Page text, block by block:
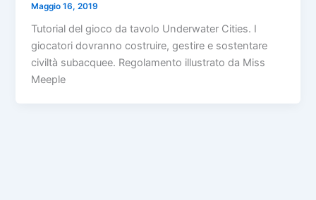
Maggio 16, 2019
Tutorial del gioco da tavolo Underwater Cities. I
giocatori dovranno costruire, gestire e sostentare
civiltà subacquee. Regolamento illustrato da Miss
Meeple